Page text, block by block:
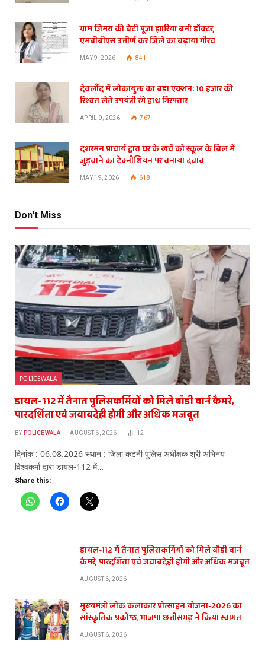
ग्राम जिमरा की बेटी पूजा झारिया बनी डॉक्टर,
एमबीबीएस उत्तीर्ण कर जिले का बढ़ाया गौरव
MAY 9, 2026 841
देवलौंद में लोकायुक्त का बड़ा एक्शन: 10 हजार की
रिश्वत लेते उपयंत्री रंगे हाथ गिरफ्तार
APRIL 9, 2026 767
दशरमन प्राचार्य द्वारा घर के खर्चे को स्कूल के बिल में
जुड़वाने का टेक्नीशियन पर बनाया दवाब
MAY 19, 2026 618
Don't Miss
POLICEWALA
डायल-112 में तैनात पुलिसकर्मियों को मिले बॉडी वार्न कैमरे,
पारदर्शिता एवं जवाबदेही होगी और अधिक मजबूत
BY POLICEWALA AUGUST 6, 2026 12
दिनांक : 06.08.2026 स्थान : जिला कटनी पुलिस अधीक्षक श्री अभिनय
विश्वकर्मा द्वारा डायल-112 में…
Share this:
डायल-112 में तैनात पुलिसकर्मियों को मिले बॉडी वार्न
कैमरे, पारदर्शिता एवं जवाबदेही होगी और अधिक मजबूत
AUGUST 6, 2026
मुख्यमंत्री लोक कलाकार प्रोत्साहन योजना-2026 का
सांस्कृतिक प्रकोष्ठ, भाजपा छत्तीसगढ़ ने किया स्वागत
AUGUST 6, 2026